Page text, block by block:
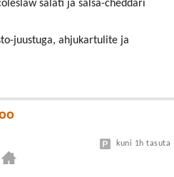
salati ja salsa-cheddari
juustuga, ahjukartulite ja
kuni 1h tasuta